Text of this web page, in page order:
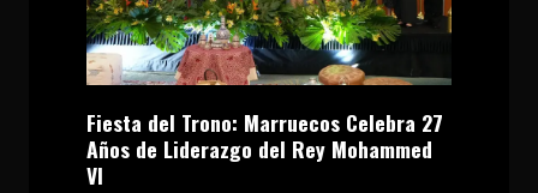
Fiesta del Trono: Marruecos Celebra 27
Años de Liderazgo del Rey Mohammed
VI